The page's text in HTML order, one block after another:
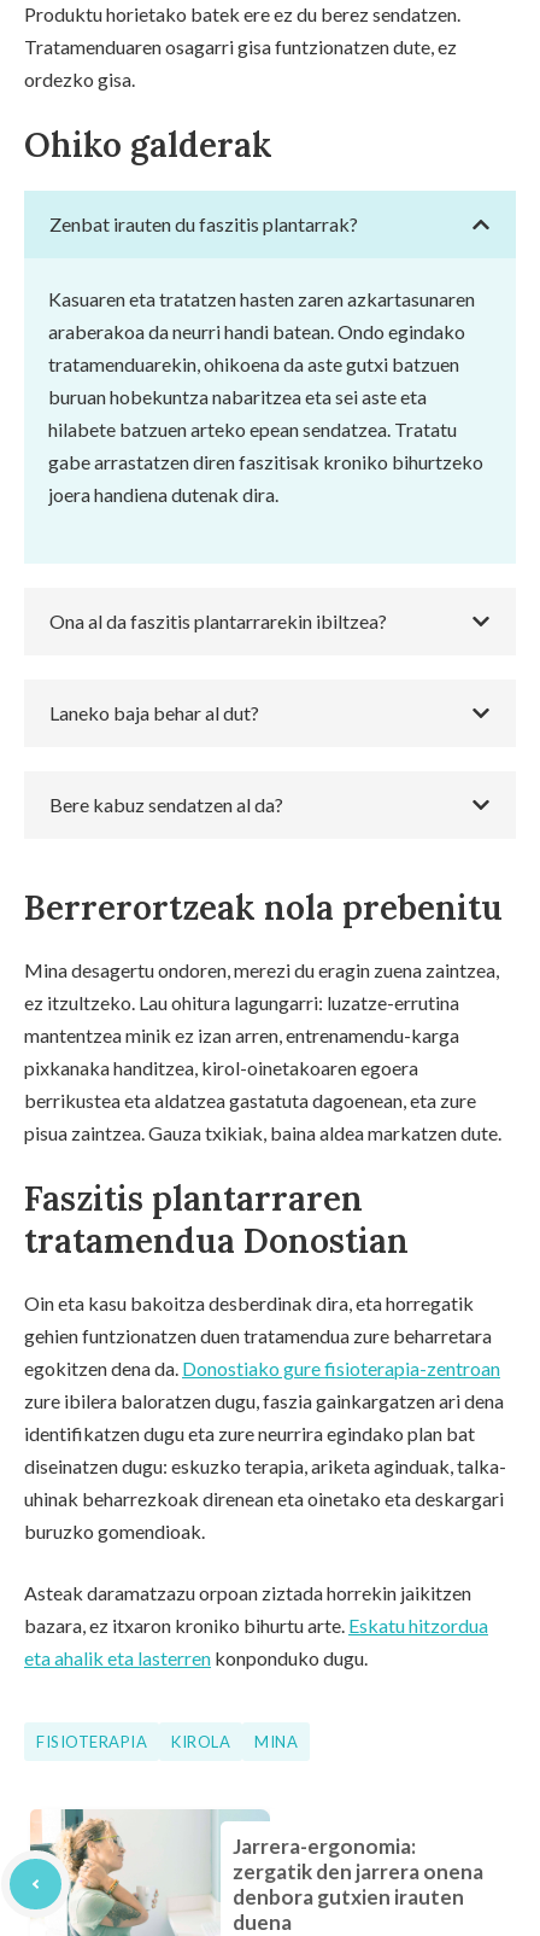
Produktu horietako batek ere ez du berez sendatzen.
Tratamenduaren osagarri gisa funtzionatzen dute, ez
ordezko gisa.
Ohiko galderak
Zenbat irauten du faszitis plantarrak?
Kasuaren eta tratatzen hasten zaren azkartasunaren
araberakoa da neurri handi batean. Ondo egindako
tratamenduarekin, ohikoena da aste gutxi batzuen
buruan hobekuntza nabaritzea eta sei aste eta
hilabete batzuen arteko epean sendatzea. Tratatu
gabe arrastatzen diren faszitisak kroniko bihurtzeko
joera handiena dutenak dira.
Ona al da faszitis plantarrarekin ibiltzea?
Laneko baja behar al dut?
Bere kabuz sendatzen al da?
Berrerortzeak nola prebenitu
Mina desagertu ondoren, merezi du eragin zuena zaintzea,
ez itzultzeko. Lau ohitura lagungarri: luzatze-errutina
mantentzea minik ez izan arren, entrenamendu-karga
pixkanaka handitzea, kirol-oinetakoaren egoera
berrikustea eta aldatzea gastatuta dagoenean, eta zure
pisua zaintzea. Gauza txikiak, baina aldea markatzen dute.
Faszitis plantarraren
tratamendua Donostian
Oin eta kasu bakoitza desberdinak dira, eta horregatik
gehien funtzionatzen duen tratamendua zure beharretara
egokitzen dena da. Donostiako gure fisioterapia-zentroan
zure ibilera baloratzen dugu, faszia gainkargatzen ari dena
identifikatzen dugu eta zure neurrira egindako plan bat
diseinatzen dugu: eskuzko terapia, ariketa aginduak, talka-
uhinak beharrezkoak direnean eta oinetako eta deskargari
buruzko gomendioak.
Asteak daramatzazu orpoan ziztada horrekin jaikitzen
bazara, ez itxaron kroniko bihurtu arte. Eskatu hitzordua
eta ahalik eta lasterren konponduko dugu.
FISIOTERAPIA KIROLA MINA
Jarrera-ergonomia:
zergatik den jarrera onena
denbora gutxien irauten
duena